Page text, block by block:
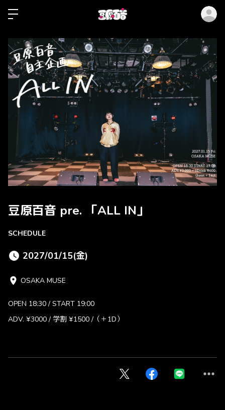
豆原百音 pre. 「ALL IN」
SCHEDULE
2027/01/15(金)
OSAKA MUSE
OPEN 18:30 / START 19:00
ADV. ¥3000 / 学割 ¥1500 /（＋1D）